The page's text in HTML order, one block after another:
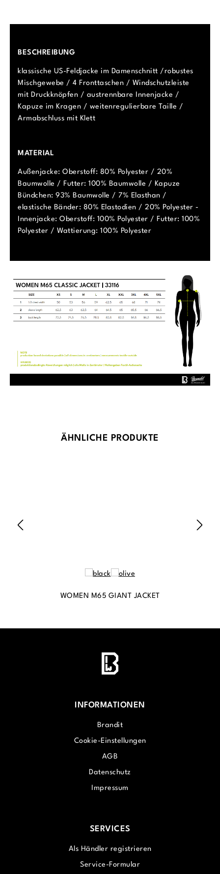
BESCHREIBUNG
klassische US-Feldjacke im Damenschnitt /robustes
Mischgewebe / 4 Fronttaschen / Windschutzleiste
mit Druckknöpfen / austrennbare Innenjacke /
Kapuze im Kragen / weitenregulierbare Taille /
Armabschluss mit Klett
MATERIAL
Außenjacke: Oberstoff: 80% Polyester / 20%
Baumwolle / Futter: 100% Baumwolle / Kapuze
Bündchen: 93% Baumwolle / 7% Elasthan /
elastische Bänder: 80% Elastodien / 20% Polyester -
Innenjacke: Oberstoff: 100% Polyester / Futter: 100%
Polyester / Wattierung: 100% Polyester
Produktgalerie überspringen
ÄHNLICHE PRODUKTE
WOMEN M65 GIANT JACKET
INFORMATIONEN
Brandit
Cookie-Einstellungen
AGB
Datenschutz
Impressum
SERVICES
Als Händler registrieren
Service-Formular